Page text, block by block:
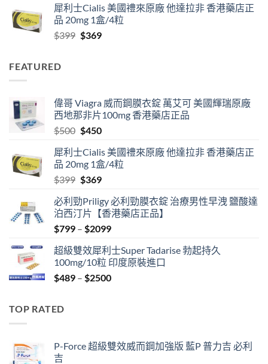
$799
through
犀利士Cialis 美國禮來原廠 他達拉非 香港藥店正
品 20mg 1盒/4粒
$399 Original
$369Current
FEATURED
偉哥 Viagra 威而鋼膜衣錠 萬艾可 美國輝瑞原廠
西地那非片100mg 香港藥店正品
$500 Original
was:
$500.
$450Current
is:
$450.
犀利士Cialis 美國禮來原廠 他達拉非 香港藥店正
品 20mg 1盒/4粒
$399 Original
was:
$399.
$369Current
is:
$369.
必利勁Priligy 必利勁膜衣錠 治療男性早洩 鹽酸達
泊西汀片【香港藥店正品】
$799 – $2099Price
$799
through
$2099
超級雙效犀利士Super Tadarise 勃起持久
100mg/10粒 印度原裝進口
$489 – $2500Price
TOP RATED
P-Force 超級雙效威而鋼加強版 藍P 普力吉 必利
吉